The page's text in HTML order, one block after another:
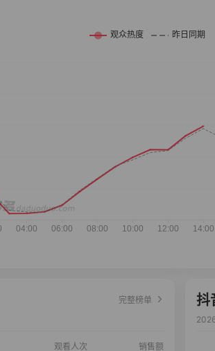
完整榜单
观看人次 销售额
抖